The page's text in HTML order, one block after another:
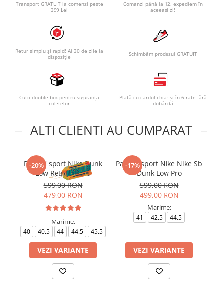
Transport GRATUIT la comenzi peste
399 Lei
Comanzi până la 12, expediem în
aceeași zi!
Retur simplu și rapid! Ai 30 de zile la
dispoziție
Schimbăm produsul GRATUIT
Cutii double box pentru siguranța
coletelor
Plată cu cardul chiar și în 6 rate fără
dobândă
ALTI CLIENTI AU CUMPARAT
-20%
Pantofi sport Nike Dunk
Low Retro Panda
599,00 RON
479,00 RON
Marime:
40 40.5 44 44.5 45.5
VEZI VARIANTE
-17%
Pantofi sport Nike Nike Sb
Dunk Low Pro
599,00 RON
499,00 RON
Marime:
41 42.5 44.5
VEZI VARIANTE